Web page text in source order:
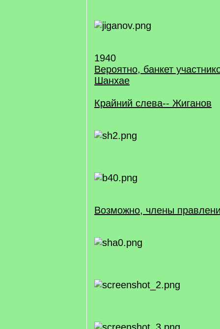
1940
Вероятно, банкет
Шанхае
Крайний слева-- Жиганов
Возможно, члены